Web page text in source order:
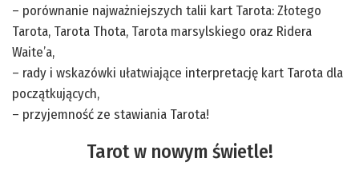
– porównanie najważniejszych talii kart Tarota: Złotego
Tarota, Tarota Thota, Tarota marsylskiego oraz Ridera
Waite’a,
– rady i wskazówki ułatwiające interpretację kart Tarota dla
początkujących,
– przyjemność ze stawiania Tarota!
Tarot w nowym świetle!